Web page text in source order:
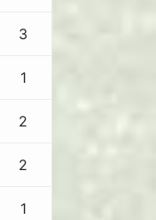
3
1
2
2
1